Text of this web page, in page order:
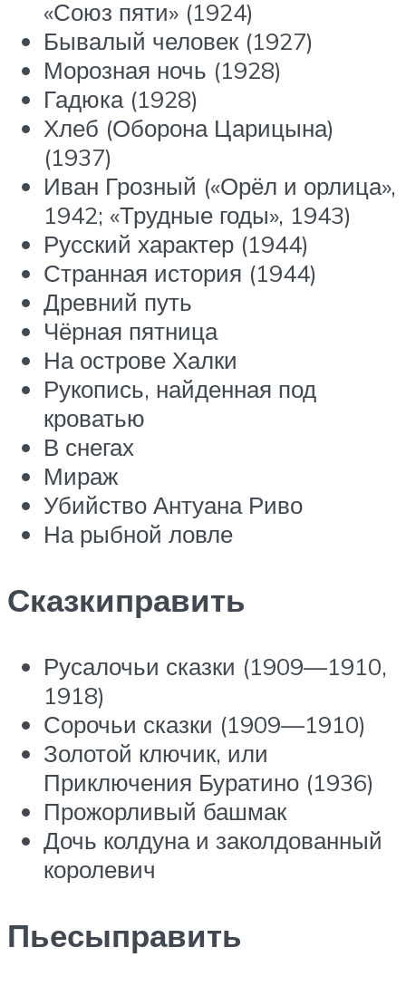
«Союз пяти» (1924)
Бывалый человек (1927)
Морозная ночь (1928)
Гадюка (1928)
Хлеб (Оборона Царицына)
(1937)
Иван Грозный («Орёл и орлица»,
1942; «Трудные годы», 1943)
Русский характер (1944)
Странная история (1944)
Древний путь
Чёрная пятница
На острове Халки
Рукопись, найденная под
кроватью
В снегах
Мираж
Убийство Антуана Риво
На рыбной ловле
Сказкиправить
Русалочьи сказки (1909—1910,
1918)
Сорочьи сказки (1909—1910)
Золотой ключик, или
Приключения Буратино (1936)
Прожорливый башмак
Дочь колдуна и заколдованный
королевич
Пьесыправить